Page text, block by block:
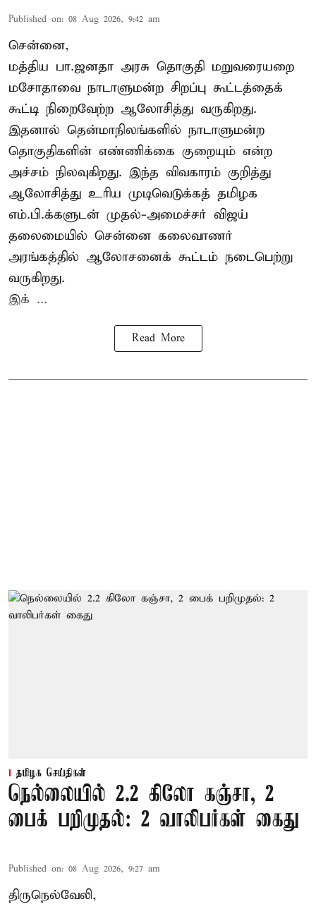
Published on: 08 Aug 2026, 9:42 am
சென்னை,
மத்திய பா.ஜனதா அரசு தொகுதி மறுவரையறை
மசோதாவை நாடாளுமன்ற சிறப்பு கூட்டத்தைக்
கூட்டி நிறைவேற்ற ஆலோசித்து வருகிறது.
இதனால் தென்மாநிலங்களில் நாடாளுமன்ற
தொகுதிகளின் எண்ணிக்கை குறையும் என்ற
அச்சம் நிலவுகிறது. இந்த விவகாரம் குறித்து
ஆலோசித்து உரிய முடிவெடுக்கத் தமிழக
எம்.பி.க்களுடன் முதல்-அமைச்சர் விஜய்
தலைமையில் சென்னை கலைவாணர்
அரங்கத்தில் ஆலோசனைக் கூட்டம் நடைபெற்று
வருகிறது.
இக் ...
Read More
தமிழக செய்திகள்
நெல்லையில் 2.2 கிலோ கஞ்சா, 2
பைக் பறிமுதல்: 2 வாலிபர்கள் கைது
Published on: 08 Aug 2026, 9:27 am
திருநெல்வேலி,